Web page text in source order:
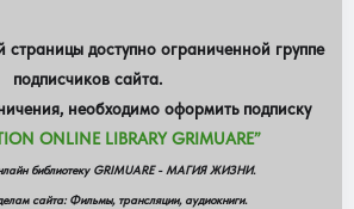
доступно ограниченной группе
подписчиков сайта.
необходимо оформить подписку
ONLINE LIBRARY GRIMUARE”
библиотеку GRIMUARE - МАГИЯ ЖИЗНИ.
сайта: Фильмы, трансляции, аудиокниги.